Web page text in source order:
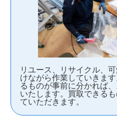
リユース、リサイクル、
けながら作業していきま
るものが事前に分かれば
いたします。買取できる
ていただきます。